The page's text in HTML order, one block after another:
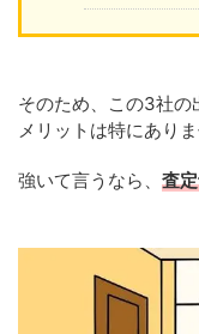
そのため、この3社の
メリットは特にありま
強いて言うなら、 査